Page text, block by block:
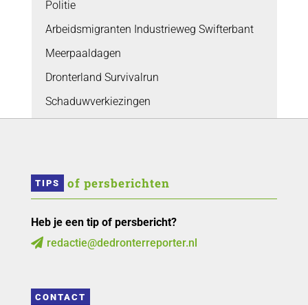
Politie
Arbeidsmigranten Industrieweg Swifterbant
Meerpaaldagen
Dronterland Survivalrun
Schaduwverkiezingen
TIPS of persberichten
Heb je een tip of persbericht?
 redactie@dedronterreporter.nl
CONTACT